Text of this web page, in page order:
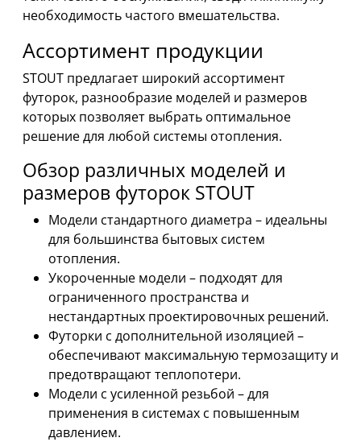
необходимость частого вмешательства.
Ассортимент продукции
STOUT предлагает широкий ассортимент
футорок, разнообразие моделей и размеров
которых позволяет выбрать оптимальное
решение для любой системы отопления.
Обзор различных моделей и
размеров футорок STOUT
Модели стандартного диаметра – идеальны
для большинства бытовых систем
отопления.
Укороченные модели – подходят для
ограниченного пространства и
нестандартных проектировочных решений.
Футорки с дополнительной изоляцией –
обеспечивают максимальную термозащиту и
предотвращают теплопотери.
Модели с усиленной резьбой – для
применения в системах с повышенным
давлением.